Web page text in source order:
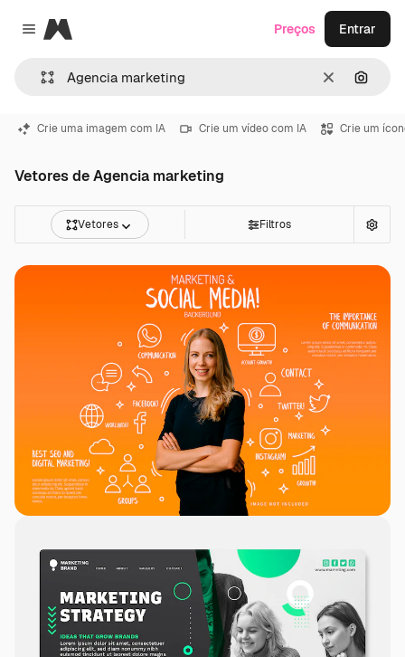
Close menu
Magnific
Limpar
Preços Entrar
Crie uma imagem com IA Crie um vídeo com IA Crie um
Vetores de Agencia marketing
Vetores Filtros